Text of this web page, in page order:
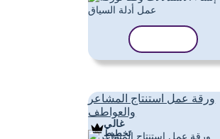
ورقة عمل استنتاج المشاعر
والعواطف
غالي
تَخطِيط